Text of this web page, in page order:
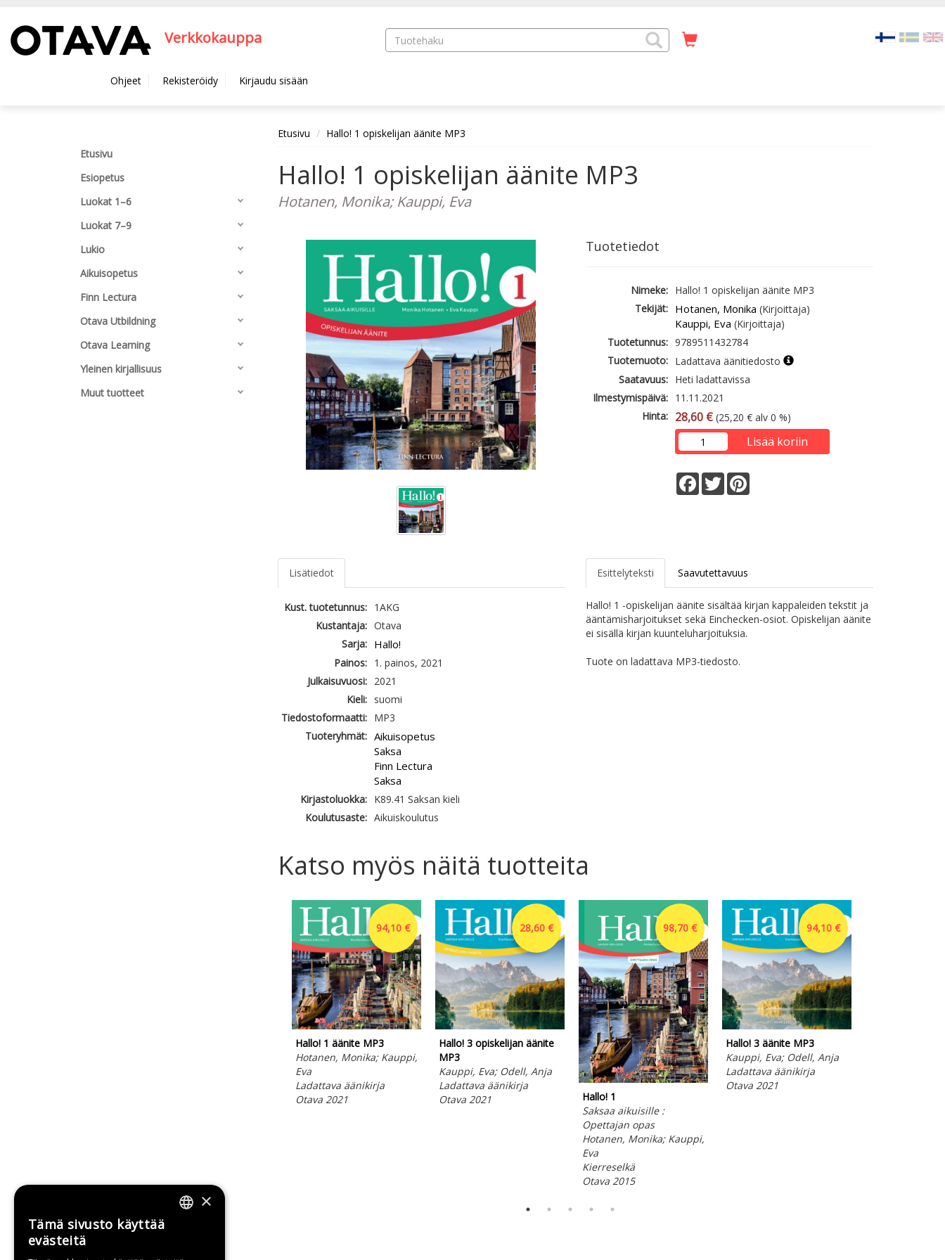
Verkkokauppa
Ohjeet Rekisteröidy Kirjaudu sisään
Etusivu
Esiopetus
Luokat 1–6
Luokat 7–9
Lukio
Aikuisopetus
Finn Lectura
Otava Utbildning
Otava Learning
Yleinen kirjallisuus
Muut tuotteet
Etusivu Hallo! 1 opiskelijan äänite MP3
Hallo! 1 opiskelijan äänite MP3
Hotanen, Monika; Kauppi, Eva
Tuotetiedot
Nimeke: Hallo! 1 opiskelijan äänite MP3
Tekijät: Hotanen, Monika (Kirjoittaja)
Kauppi, Eva (Kirjoittaja)
Tuotetunnus: 9789511432784
Tuotemuoto: Ladattava äänitiedosto
Saatavuus: Heti ladattavissa
Ilmestymispäivä: 11.11.2021
Hinta: 28,60 € (25,20 € alv 0 %)
Lisää koriin
Facebook
Twitter
Lisätiedot
Kust. tuotetunnus:
1AKG
Kustantaja: Otava
Sarja:
Hallo!
Painos:
1. painos, 2021
Julkaisuvuosi:
2021
Kieli:
suomi
Tiedostoformaatti:
MP3
Tuoteryhmät: Aikuisopetus
Saksa
Finn Lectura
Saksa
Kirjastoluokka:
K89.41 Saksan kieli
Koulutusaste: Aikuiskoulutus
Esittelyteksti Saavutettavuus
Hallo! 1 -opiskelijan äänite sisältää kirjan kappaleiden tekstit ja
ääntämisharjoitukset sekä Einchecken-osiot. Opiskelijan äänite
ei sisällä kirjan kuunteluharjoituksia.
Tuote on ladattava MP3-tiedosto.
Katso myös näitä tuotteita
94,10 €
Hallo! 1 äänite MP3
Hotanen, Monika; Kauppi,
Eva
Ladattava äänikirja
Otava 2021
28,60 €
Hallo! 3 opiskelijan äänite
MP3
Kauppi, Eva; Odell, Anja
Ladattava äänikirja
Otava 2021
98,70 €
Hallo! 1
Saksaa aikuisille :
Opettajan opas
Hotanen, Monika; Kauppi,
Eva
Kierreselkä
Otava 2015
94,10 €
Hallo! 3 äänite MP3
Kauppi, Eva; Odell, Anja
Ladattava äänikirja
Otava 2021
×
Tämä sivusto käyttää
evästeitä